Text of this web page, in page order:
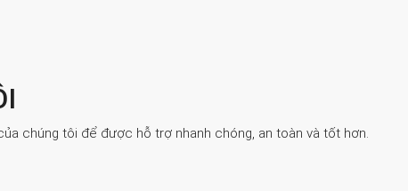
chúng tôi để được hỗ trợ nhanh chóng, an toàn và tốt hơn.